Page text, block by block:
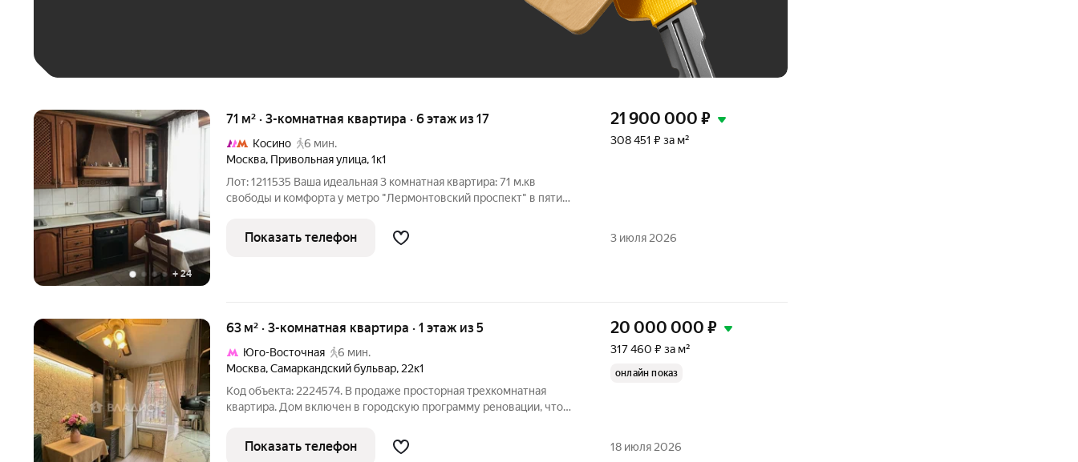
+ 24
71 м² · 3-комнатная квартира · 6 этаж из 17
Косино
6 мин.
Москва, Привольная улица,1к1
Лот: 1211535 Ваша идеальная 3 комнатная квартира: 71 м.кв
свободы и комфорта у метро "Лермонтовский проспект" в пяти
Оптимальный 6 этаж-"Золотая середина" Тепло, тихо, отличный
панорамный вид
21 900 000 ₽
308 451 ₽ за м²
Показать телефон 3 июля 2026
63 м² · 3-комнатная квартира · 1 этаж из 5
Юго-Восточная
6 мин.
Москва,Самаркандский бульвар, 22к1
Код объекта: 2224574. В продаже просторная трехкомнатная
квартира. Дом включен в городскую программу реновации, что
плюсы покупки под реновацию: 1. Равнозначное возмещение. Вы
получите новую
20 000 000 ₽
317 460 ₽ за м²
онлайн показ
Показать телефон 18 июля 2026